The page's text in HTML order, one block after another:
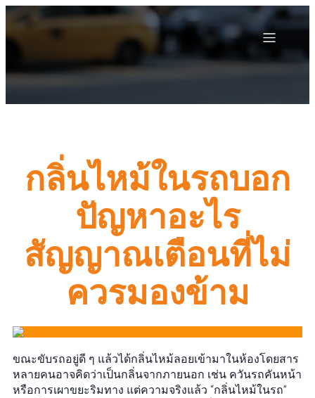
กลิ่นไหม้ในรถบอก
ปัญหาอะไร
สัญญาณเตือนที่ไม่
ควรมองข้าม
ขณะขับรถอยู่ดี ๆ แล้วได้กลิ่นไหม้ลอยเข้ามาในห้องโดยสาร
หลายคนอาจคิดว่าเป็นกลิ่นจากภายนอก เช่น ควันรถคันหน้า
หรือการเผาขยะริมทาง แต่ความจริงแล้ว “กลิ่นไหม้ในรถ”